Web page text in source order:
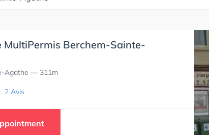
MultiPermis Berchem-Sainte-
Agathe — 311m
2 Avis